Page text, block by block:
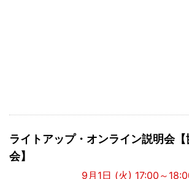
ライトアップ・オンライン説明会【
会】
9月1日 (火) 17:00～